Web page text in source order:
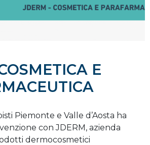
E
Piemonte e Valle d’Aosta ha
con JDERM, azienda
dermocosmetici